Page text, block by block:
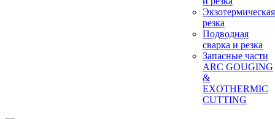
Экзотермическая
резка
Подводная
сварка и резка
Запасные части
ARC GOUGING
&
EXOTHERMIC
CUTTING